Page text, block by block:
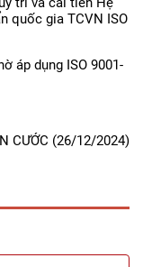
quốc gia TCVN ISO
áp dụng ISO 9001-
CƯỚC (26/12/2024)